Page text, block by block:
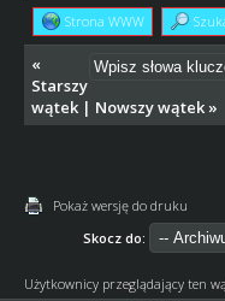
Strona WWW
«
Starszy
wątek| Nowszy wątek»
Pokaż wersję do druku
Skocz do:
Użytkownicy przeglądający ten